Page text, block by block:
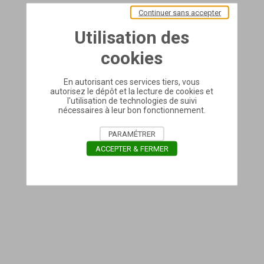
Utilisation des
cookies
En autorisant ces services tiers, vous
autorisez le dépôt et la lecture de cookies et
l'utilisation de technologies de suivi
nécessaires à leur bon fonctionnement.
Continuer sans accepter
PARAMÉTRER
ACCEPTER & FERMER